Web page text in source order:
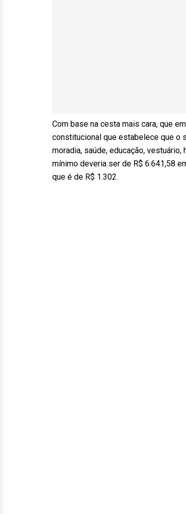
Com base na cesta mais cara, que
constitucional que estabelece que o
moradia, saúde, educação,
mínimo deveria ser de R$ 6.641,58
que é de R$ 1.302.